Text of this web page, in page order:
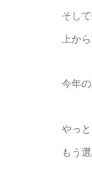
そし
上か
今年
やっ
もう